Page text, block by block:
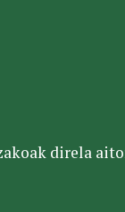
direla